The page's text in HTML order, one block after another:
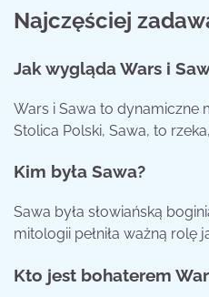
Najczęściej
Jak wygląda Wars i
Wars i Sawa to dynamiczne
Stolica Polski, Sawa, to
Kim była Sawa?
Sawa była słowiańską
mitologii pełniła ważną rolę
Kto jest bohaterem